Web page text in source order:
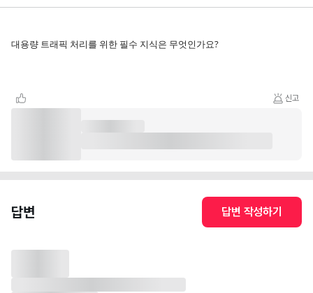
대용량 트래픽 처리를 위한 필수 지식은 무엇인가요?
신고
답변 답변 작성하기